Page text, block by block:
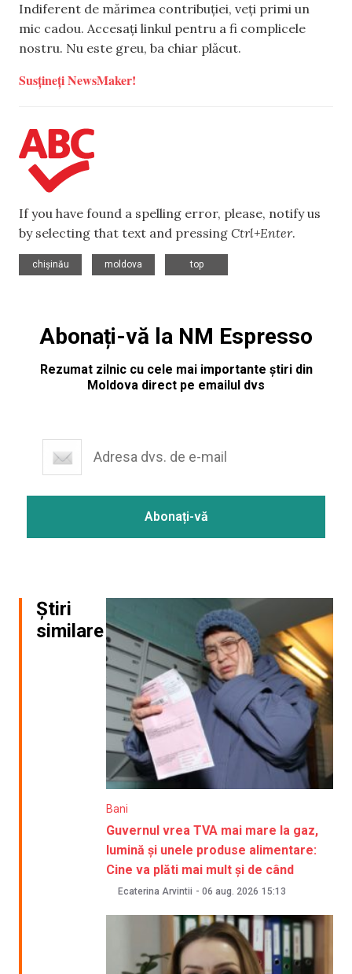
Indiferent de mărimea contribuției, veți primi un
mic cadou. Accesați linkul pentru a fi complicele
nostru. Nu este greu, ba chiar plăcut.
Susțineți NewsMaker!
If you have found a spelling error, please, notify us
by selecting that text and pressing Ctrl+Enter.
chișinău
moldova
top
Abonați-vă la NM Espresso
Rezumat zilnic cu cele mai importante știri din
Moldova direct pe emailul dvs
Știri
similare
Bani
Guvernul vrea TVA mai mare la gaz,
lumină și unele produse alimentare:
Cine va plăti mai mult și de când
Ecaterina Arvintii - 06 aug. 2026 15:13